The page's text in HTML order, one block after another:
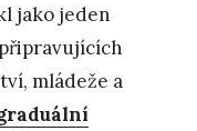
jako jeden
mládeže a